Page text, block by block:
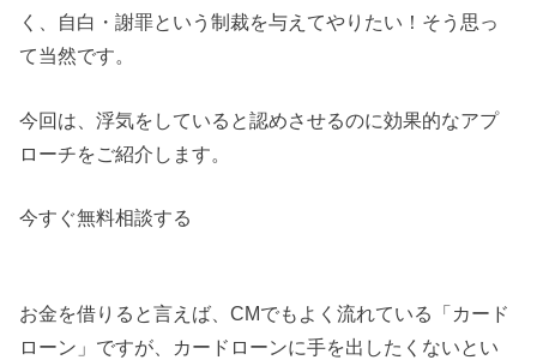
く、自白・謝罪という制裁を与えてやりたい！そう思っ
て当然です。
今回は、浮気をしていると認めさせるのに効果的なアプ
ローチをご紹介します。
今すぐ無料相談する
お金を借りると言えば、CMでもよく流れている「カード
ローン」ですが、カードローンに手を出したくないとい